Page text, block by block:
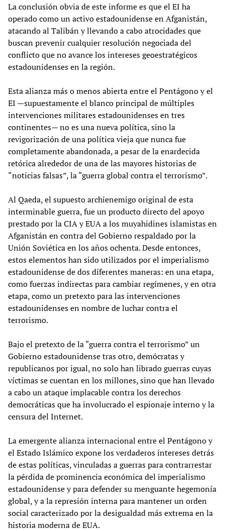
La conclusión obvia de este informe es que el EI ha
operado como un activo estadounidense en Afganistán,
atacando al Talibán y llevando a cabo atrocidades que
buscan prevenir cualquier resolución negociada del
conflicto que no avance los intereses geoestratégicos
estadounidenses en la región.
Esta alianza más o menos abierta entre el Pentágono y el
EI —supuestamente el blanco principal de múltiples
intervenciones militares estadounidenses en tres
continentes— no es una nueva política, sino la
revigorización de una política vieja que nunca fue
completamente abandonada, a pesar de la enardecida
retórica alrededor de una de las mayores historias de
“noticias falsas”, la “guerra global contra el terrorismo”.
Al Qaeda, el supuesto archienemigo original de esta
interminable guerra, fue un producto directo del apoyo
prestado por la CIA y EUA a los muyahidines islamistas en
Afganistán en contra del Gobierno respaldado por la
Unión Soviética en los años ochenta. Desde entonces,
estos elementos han sido utilizados por el imperialismo
estadounidense de dos diferentes maneras: en una etapa,
como fuerzas indirectas para cambiar regímenes, y en otra
etapa, como un pretexto para las intervenciones
estadounidenses en nombre de luchar contra el
terrorismo.
Bajo el pretexto de la “guerra contra el terrorismo” un
Gobierno estadounidense tras otro, demócratas y
republicanos por igual, no solo han librado guerras cuyas
víctimas se cuentan en los millones, sino que han llevado
a cabo un ataque implacable contra los derechos
democráticas que ha involucrado el espionaje interno y la
censura del Internet.
La emergente alianza internacional entre el Pentágono y
el Estado Islámico expone los verdaderos intereses detrás
de estas políticas, vinculadas a guerras para contrarrestar
la pérdida de prominencia económica del imperialismo
estadounidense y para defender su menguante hegemonía
global, y a la represión interna para mantener un orden
social caracterizado por la desigualdad más extrema en la
historia moderna de EUA.